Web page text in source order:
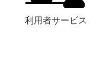
利用者サービス